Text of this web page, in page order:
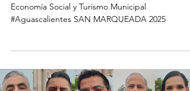
Economía Social y Turismo Municipal
#Aguascalientes SAN MARQUEADA 2025